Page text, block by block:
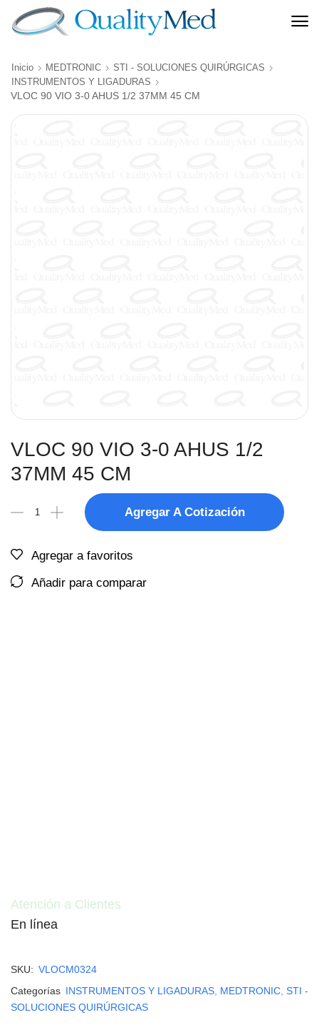
Inicio MEDTRONIC
STI - SOLUCIONES QUIRÚRGICAS
INSTRUMENTOS Y LIGADURAS
VLOC 90 VIO 3-0 AHUS 1/2 37MM 45 CM
VLOC 90 VIO 3-0 AHUS 1/2
37MM 45 CM
Agregar A Cotización
Agregar a favoritos
Añadir para comparar
Atención a Clientes
En línea
SKU: VLOCM0324
Categorías INSTRUMENTOS Y LIGADURAS MEDTRONIC STI -
SOLUCIONES QUIRÚRGICAS